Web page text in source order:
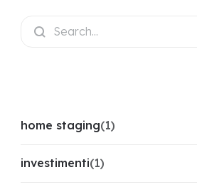
home staging(1)
investimenti(1)